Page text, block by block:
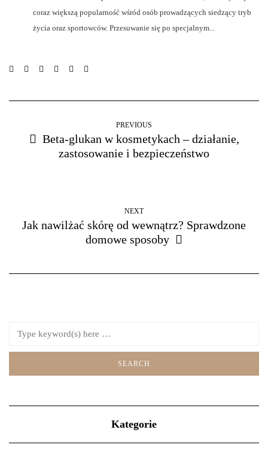
coraz większą popularność wśród osób prowadzących siedzący tryb
życia oraz sportowców. Przesuwanie się po specjalnym...
PREVIOUS
Beta-glukan w kosmetykach – działanie,
zastosowanie i bezpieczeństwo
NEXT
Jak nawilżać skórę od wewnątrz? Sprawdzone
domowe sposoby
Kategorie